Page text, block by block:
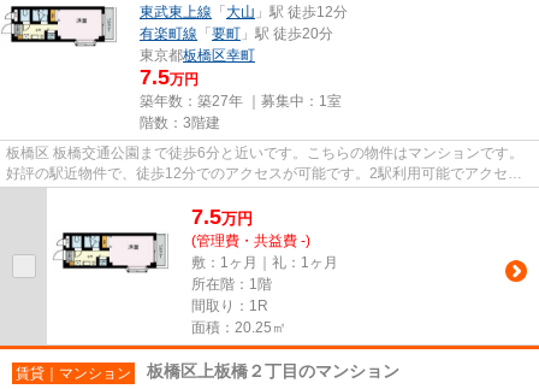
東武東上線 「 大山 」駅 徒歩12分
有楽町線 「 要町 」駅 徒歩20分
東京都板橋区幸町
7.5万円
築年数：築27年 ｜募集中： 1室
階数：3階建
板橋区 板橋交通公園まで徒歩6分と近いです。こちらの物件はマンションです。
好評の駅近物件で、徒歩12分でのアクセスが可能です。2駅利用可能でアクセス
7.5万円
(管理費・共益費 -)
敷：1ヶ月｜礼：1ヶ月
所在階：1階
間取り：1R
面積：20.25㎡
賃貸｜マンション 板橋区上板橋２丁目のマンション